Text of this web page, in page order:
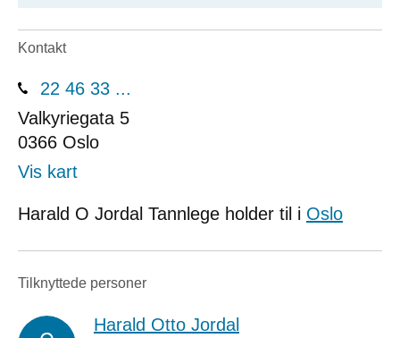
Kontakt
22 46 33 ...
Valkyriegata 5
0366 Oslo
Vis kart
Harald O Jordal Tannlege holder til i Oslo
Tilknyttede personer
Harald Otto Jordal